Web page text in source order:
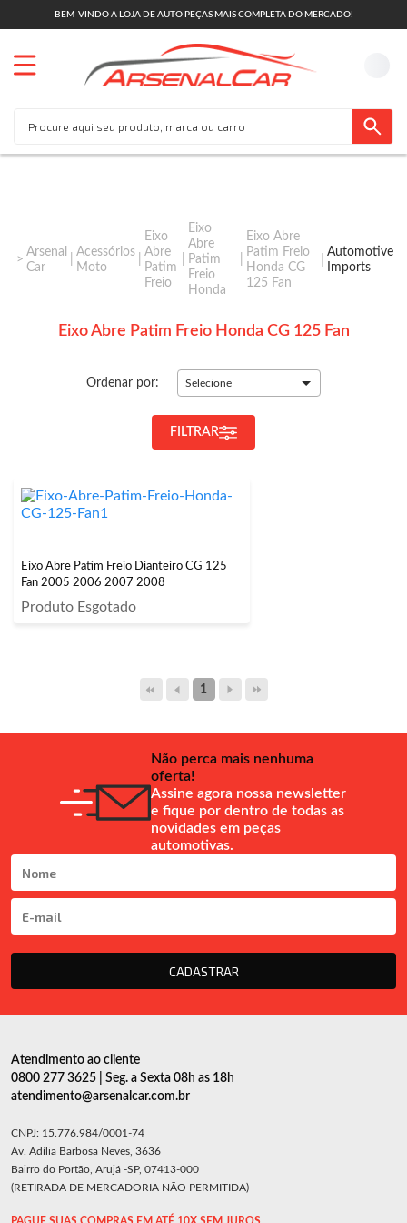
BEM-VINDO A LOJA DE AUTO PEÇAS MAIS COMPLETA DO MERCADO!
Arsenal
Car
Acessórios
Moto
Eixo
Abre
Patim
Freio
Eixo
Abre
Patim
Freio
Honda
Eixo Abre
Patim Freio
Honda CG
125 Fan
Automotive
Imports
Eixo Abre Patim Freio Honda CG 125 Fan
Ordenar por: Selecione
FILTRAR
Eixo Abre Patim Freio Dianteiro CG 125
Fan 2005 2006 2007 2008
Produto Esgotado
1
Não perca mais nenhuma
oferta!
Assine agora nossa newsletter
e fique por dentro de todas as
novidades em peças
automotivas.
CADASTRAR
Atendimento ao cliente
0800 277 3625 | Seg. a Sexta 08h as 18h
atendimento@arsenalcar.com.br
CNPJ: 15.776.984/0001-74
Av. Adília Barbosa Neves, 3636
Bairro do Portão, Arujá -SP, 07413-000
(RETIRADA DE MERCADORIA NÃO PERMITIDA)